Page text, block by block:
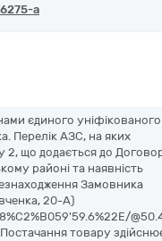
a
єдиного
Перелік АЗС, на яких
2, що додається до
районі та наявність
Замовника
20-А)
товару